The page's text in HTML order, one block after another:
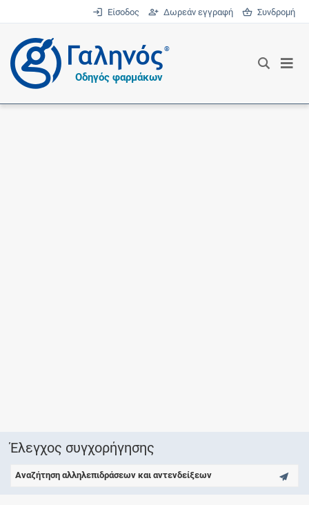
Είσοδος Δωρεάν εγγραφή Συνδρομή
®
Οδηγός φαρμάκων
Έλεγχος συγχορήγησης
Αναζήτηση αλληλεπιδράσεων και αντενδείξεων